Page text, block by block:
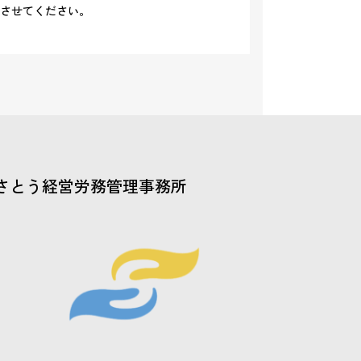
せてください。
とう経営労務管理事務所